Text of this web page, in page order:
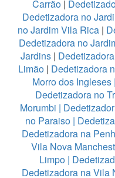
Carrão |
Dedetizadora no
no Jardim Vila Rica |
Dedetizadora no
Jardins |
Limão| Dedetizadora
Morro dos Ingleses |
Dedetizadora no
Morumbi |
no Paraiso |
Dedetizadora na
Vila Nova
Limpo |
Dedetizadora na Vila